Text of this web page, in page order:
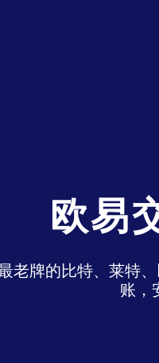
欧易
老牌的比特、莱特
账，